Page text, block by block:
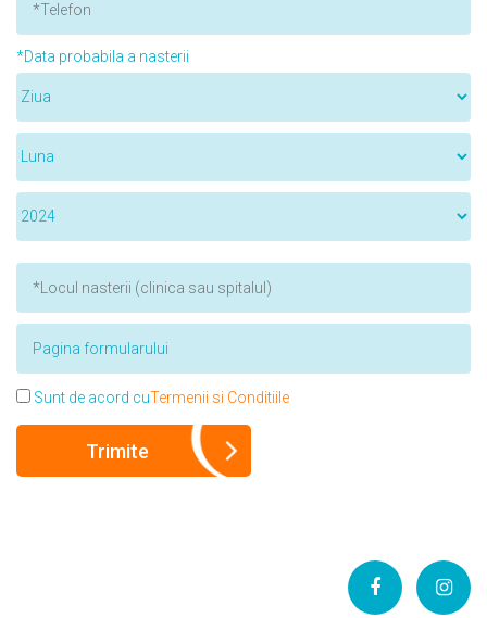
*Data probabila a nasterii
Sunt de acord cuTermenii si Conditiile